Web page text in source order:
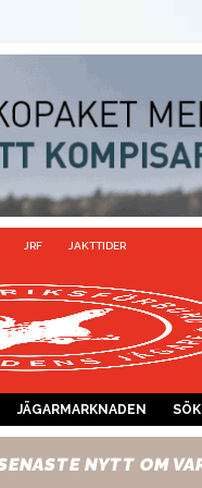
JRF JAKTTIDER
JÄGARMARKNADEN SÖK
NYTT OM